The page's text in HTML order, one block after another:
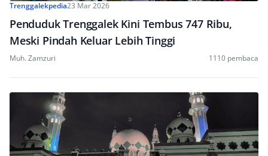
Trenggalekpedia23 Mar 2026
Penduduk Trenggalek Kini Tembus 747 Ribu,
Meski Pindah Keluar Lebih Tinggi
Muh. Zamzuri 1110 pembaca